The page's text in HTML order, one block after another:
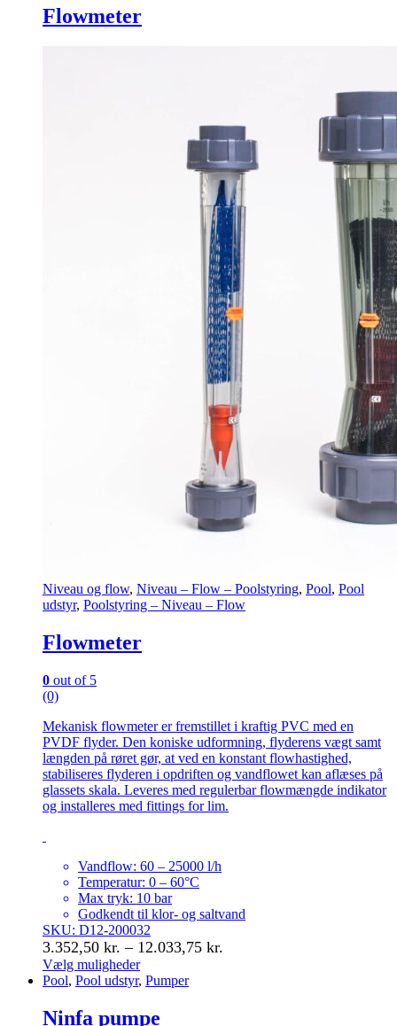
Flowmeter
Niveau og flow, Niveau – Flow – Poolstyring, Pool, Pool
udstyr, Poolstyring – Niveau – Flow
Flowmeter
0 out of 5
(0)
Mekanisk flowmeter er fremstillet i kraftig PVC med en
PVDF flyder. Den koniske udformning, flyderens vægt samt
længden på røret gør, at ved en konstant flowhastighed,
stabiliseres flyderen i opdriften og vandflowet kan aflæses på
glassets skala. Leveres med regulerbar flowmængde indikator
og installeres med fittings for lim.
Vandflow: 60 – 25000 l/h
Temperatur: 0 – 60°C
Max tryk: 10 bar
Godkendt til klor- og saltvand
SKU: D12-200032
3.352,50 kr. – 12.033,75 kr.
Vælg muligheder
Dette
har
Pool, Pool udstyr, Pumper
Ninfa pumpe